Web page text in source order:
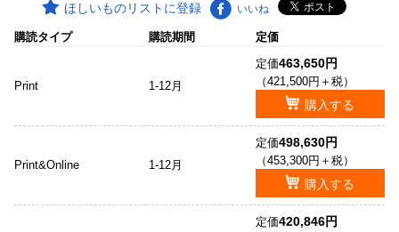
ほしいものリストに登録 いいね
購読タイプ 購読期間 定価
Print 1-12月
定価463,650円
（421,500円＋税）
購入する
Print&Online 1-12月
定価498,630円
（453,300円＋税）
購入する
定価420,846円